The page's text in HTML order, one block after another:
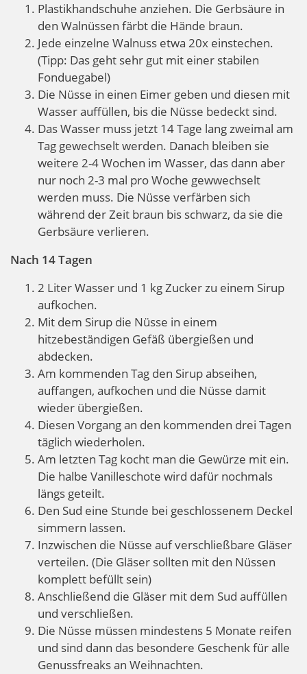
Plastikhandschuhe anziehen. Die Gerbsäure in
den Walnüssen färbt die Hände braun.
Jede einzelne Walnuss etwa 20x einstechen.
(Tipp: Das geht sehr gut mit einer stabilen
Fonduegabel)
Die Nüsse in einen Eimer geben und diesen mit
Wasser auffüllen, bis die Nüsse bedeckt sind.
Das Wasser muss jetzt 14 Tage lang zweimal am
Tag gewechselt werden. Danach bleiben sie
weitere 2-4 Wochen im Wasser, das dann aber
nur noch 2-3 mal pro Woche gewwechselt
werden muss. Die Nüsse verfärben sich
während der Zeit braun bis schwarz, da sie die
Gerbsäure verlieren.
Nach 14 Tagen
2 Liter Wasser und 1 kg Zucker zu einem Sirup
aufkochen.
Mit dem Sirup die Nüsse in einem
hitzebeständigen Gefäß übergießen und
abdecken.
Am kommenden Tag den Sirup abseihen,
auffangen, aufkochen und die Nüsse damit
wieder übergießen.
Diesen Vorgang an den kommenden drei Tagen
täglich wiederholen.
Am letzten Tag kocht man die Gewürze mit ein.
Die halbe Vanilleschote wird dafür nochmals
längs geteilt.
Den Sud eine Stunde bei geschlossenem Deckel
simmern lassen.
Inzwischen die Nüsse auf verschließbare Gläser
verteilen. (Die Gläser sollten mit den Nüssen
komplett befüllt sein)
Anschließend die Gläser mit dem Sud auffüllen
und verschließen.
Die Nüsse müssen mindestens 5 Monate reifen
und sind dann das besondere Geschenk für alle
Genussfreaks an Weihnachten.